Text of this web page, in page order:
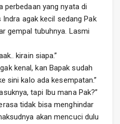
perbedaan yang nyata di
agak kecil sedang Pak
gempal tubuhnya. Lasmi
kirain siapa.”
kenal, kan Bapak sudah
sini kalo ada kesempatan.”
tapi Ibu mana Pak?”
tidak bisa menghindar
akan mencuci dulu